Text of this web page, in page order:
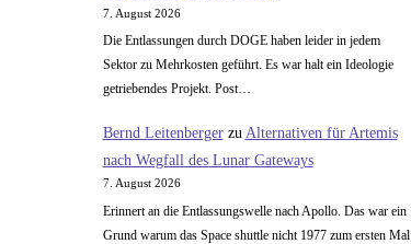
7. August 2026
Die Entlassungen durch DOGE haben leider in jedem
Sektor zu Mehrkosten geführt. Es war halt ein Ideologie
getriebendes Projekt. Post…
Bernd Leitenbergerzu Alternativen für Artemis
nach Wegfall des Lunar Gateways
7. August 2026
Erinnert an die Entlassungswelle nach Apollo. Das war ein
Grund warum das Space shuttle nicht 1977 zum ersten Mal